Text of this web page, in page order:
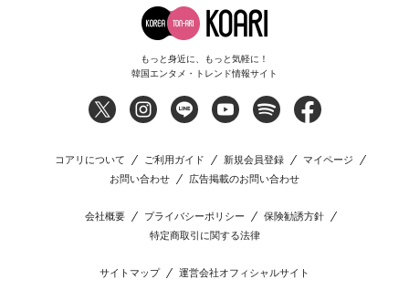
もっと身近に、もっと気軽に！
韓国エンタメ・トレンド情報サイト
コアリについて ご利用ガイド 新規会員登録
マイページ
お問い合わせ
広告掲載のお問い合わせ
会社概要 プライバシーポリシー
保険勧誘方針
特定商取引に関する法律
サイトマップ 運営会社オフィシャルサイト